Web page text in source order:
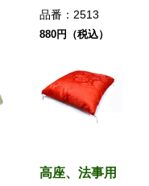
品番：2513
880円（税込）
高座、法事用